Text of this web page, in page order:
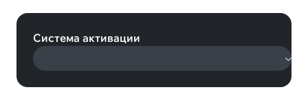
Система активации